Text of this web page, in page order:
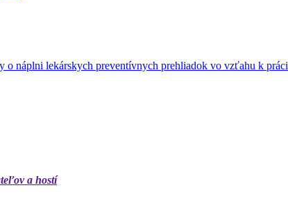
o náplni lekárskych preventívnych prehliadok vo vzťahu k práci
a hostí